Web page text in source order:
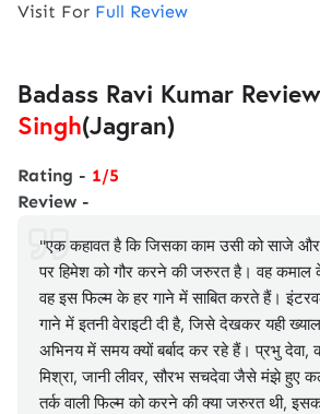
Visit For Full Review
Badass Ravi Kumar
Singh(Jagran)
Rating - 1/5
Review -
"एक कहावत है कि जिसका काम उसी को साजे
पर हिमेश को गौर करने की जरुरत है। वह कमाल
वह इस फिल्म के हर गाने में साबित करते हैं।
गाने में इतनी वेराइटी दी है, जिसे देखकर यही
अभिनय में समय क्यों बर्बाद कर रहे हैं। प्रभु देवा,
मिश्रा, जानी लीवर, सौरभ सचदेवा जैसे मंझे हुए
तर्क वाली फिल्म को करने की क्या जरुरत थी,